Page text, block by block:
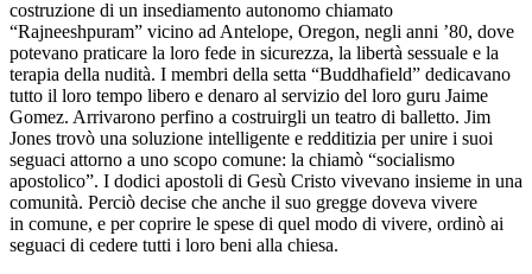
costruzione di un insediamento autonomo chiamato
“Rajneeshpuram” vicino ad Antelope, Oregon, negli anni ’80, dove
potevano praticare la loro fede in sicurezza, la libertà sessuale e la
terapia della nudità. I membri della setta “Buddhafield” dedicavano
tutto il loro tempo libero e denaro al servizio del loro guru Jaime
Gomez. Arrivarono perfino a costruirgli un teatro di balletto. Jim
Jones trovò una soluzione intelligente e redditizia per unire i suoi
seguaci attorno a uno scopo comune: la chiamò “socialismo
apostolico”. I dodici apostoli di Gesù Cristo vivevano insieme in una
comunità. Perciò decise che anche il suo gregge doveva vivere
in comune, e per coprire le spese di quel modo di vivere, ordinò ai
seguaci di cedere tutti i loro beni alla chiesa.